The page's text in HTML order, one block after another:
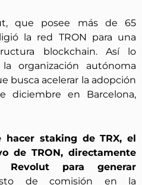
que posee más de 65
la red TRON para una
blockchain. Así lo
organización autónoma
busca acelerar la adopción
diciembre en Barcelona,
hacer staking de TRX, el
de TRON, directamente
para generar
de comisión en la